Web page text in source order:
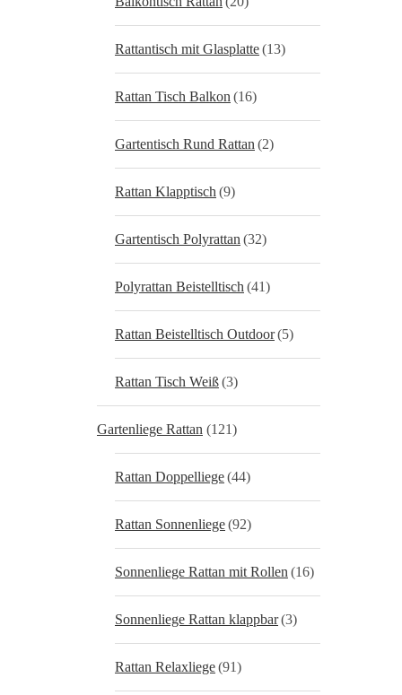
Rattantisch mit Glasplatte(13)
Rattan Tisch Balkon (16)
Gartentisch Rund Rattan (2)
Rattan Klapptisch (9)
Gartentisch Polyrattan (32)
Polyrattan Beistelltisch (41)
Rattan Beistelltisch Outdoor(5)
Rattan Tisch Weiß(3)
Gartenliege Rattan (121)
Rattan Doppelliege(44)
Rattan Sonnenliege(92)
Sonnenliege Rattan mit Rollen (16)
Sonnenliege Rattan klappbar(3)
Rattan Relaxliege(91)